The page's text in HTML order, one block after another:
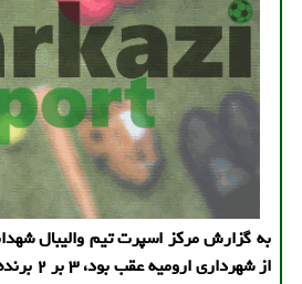
به گزارش مرکز اسپرت تیم والیبال
از شهرداری ارومیه عقب بود، ۳ بر ۲ برنده بازی شد.